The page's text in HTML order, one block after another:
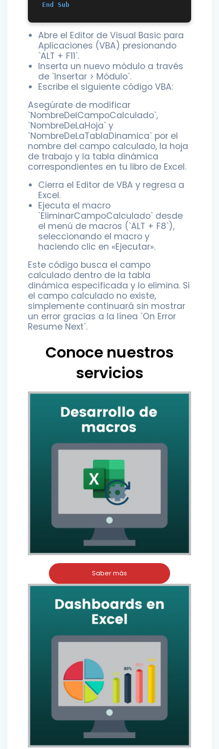
End
Sub
Abre el Editor de Visual Basic para
Aplicaciones (VBA) presionando
`ALT + F11`.
Inserta un nuevo módulo a través
de `Insertar > Módulo`.
Escribe el siguiente código VBA:
Asegúrate de modificar
`NombreDelCampoCalculado`,
`NombreDeLaHoja` y
`NombreDeLaTablaDinamica` por el
nombre del campo calculado, la hoja
de trabajo y la tabla dinámica
correspondientes en tu libro de Excel.
Cierra el Editor de VBA y regresa a
Excel.
Ejecuta el macro
`EliminarCampoCalculado` desde
el menú de macros (`ALT + F8`),
seleccionando el macro y
haciendo clic en «Ejecutar».
Este código busca el campo
calculado dentro de la tabla
dinámica especificada y lo elimina. Si
el campo calculado no existe,
simplemente continuará sin mostrar
un error gracias a la línea `On Error
Resume Next`.
Conoce nuestros
servicios
Saber más